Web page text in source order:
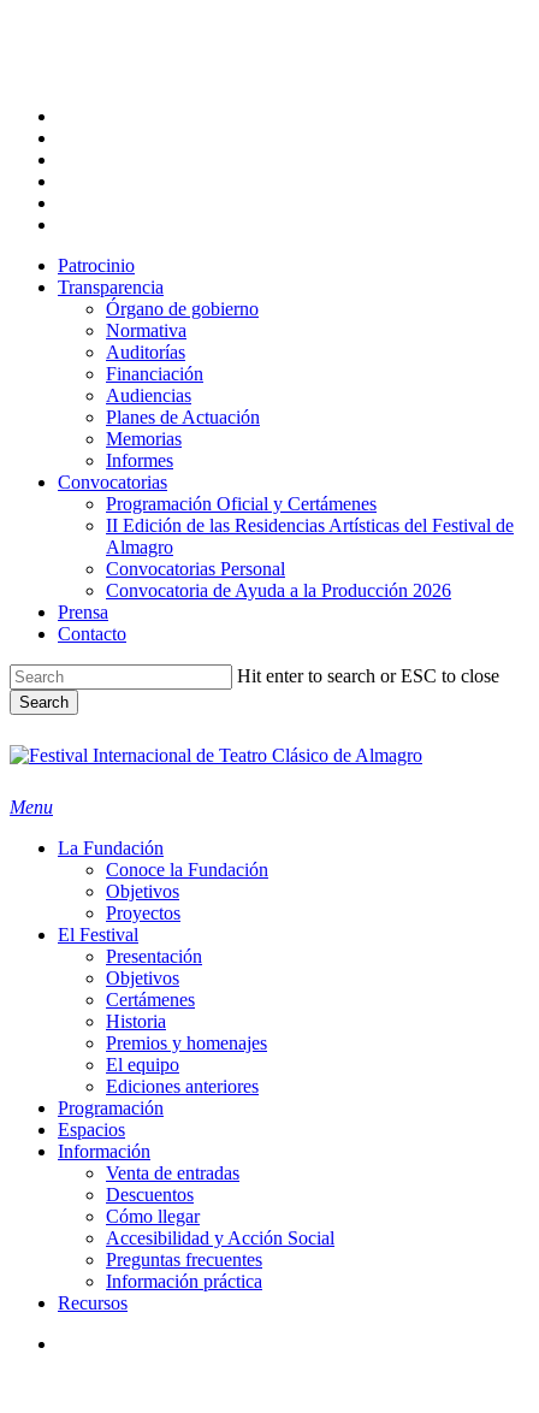
Patrocinio
Transparencia
Órgano de gobierno
Normativa
Auditorías
Financiación
Audiencias
Planes de Actuación
Memorias
Informes
Convocatorias
Programación Oficial y Certámenes
II Edición de las Residencias Artísticas del Festival de
Almagro
Convocatorias Personal
Convocatoria de Ayuda a la Producción 2026
Prensa
Contacto
Hit enter to search or ESC to close
Search
Close
search
Menu
La Fundación
Conoce la Fundación
Objetivos
Proyectos
El Festival
Presentación
Objetivos
Certámenes
Historia
Premios y homenajes
El equipo
Ediciones anteriores
Programación
Espacios
Información
Venta de entradas
Descuentos
Cómo llegar
Accesibilidad y Acción Social
Preguntas frecuentes
Información práctica
Recursos